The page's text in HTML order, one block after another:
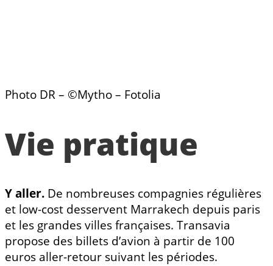
Photo DR – ©Mytho – Fotolia
Vie pratique
Y aller. De nombreuses compagnies régulières
et low-cost desservent Marrakech depuis paris
et les grandes villes françaises. Transavia
propose des billets d’avion à partir de 100
euros aller-retour suivant les périodes.